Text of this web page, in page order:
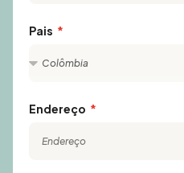
Pais
Endereço